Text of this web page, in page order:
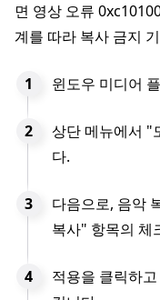
면 영상 오류
계를 따라 복사 금지
윈도우 미디어
상단 메뉴에서 "
다.
다음으로, 음악
복사" 항목의 체
적용을 클릭하